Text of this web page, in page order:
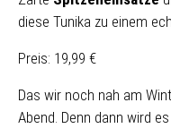
diese Tunika zu einem
Preis: 19,99 €
Das wir noch nah am
Abend. Denn dann wird